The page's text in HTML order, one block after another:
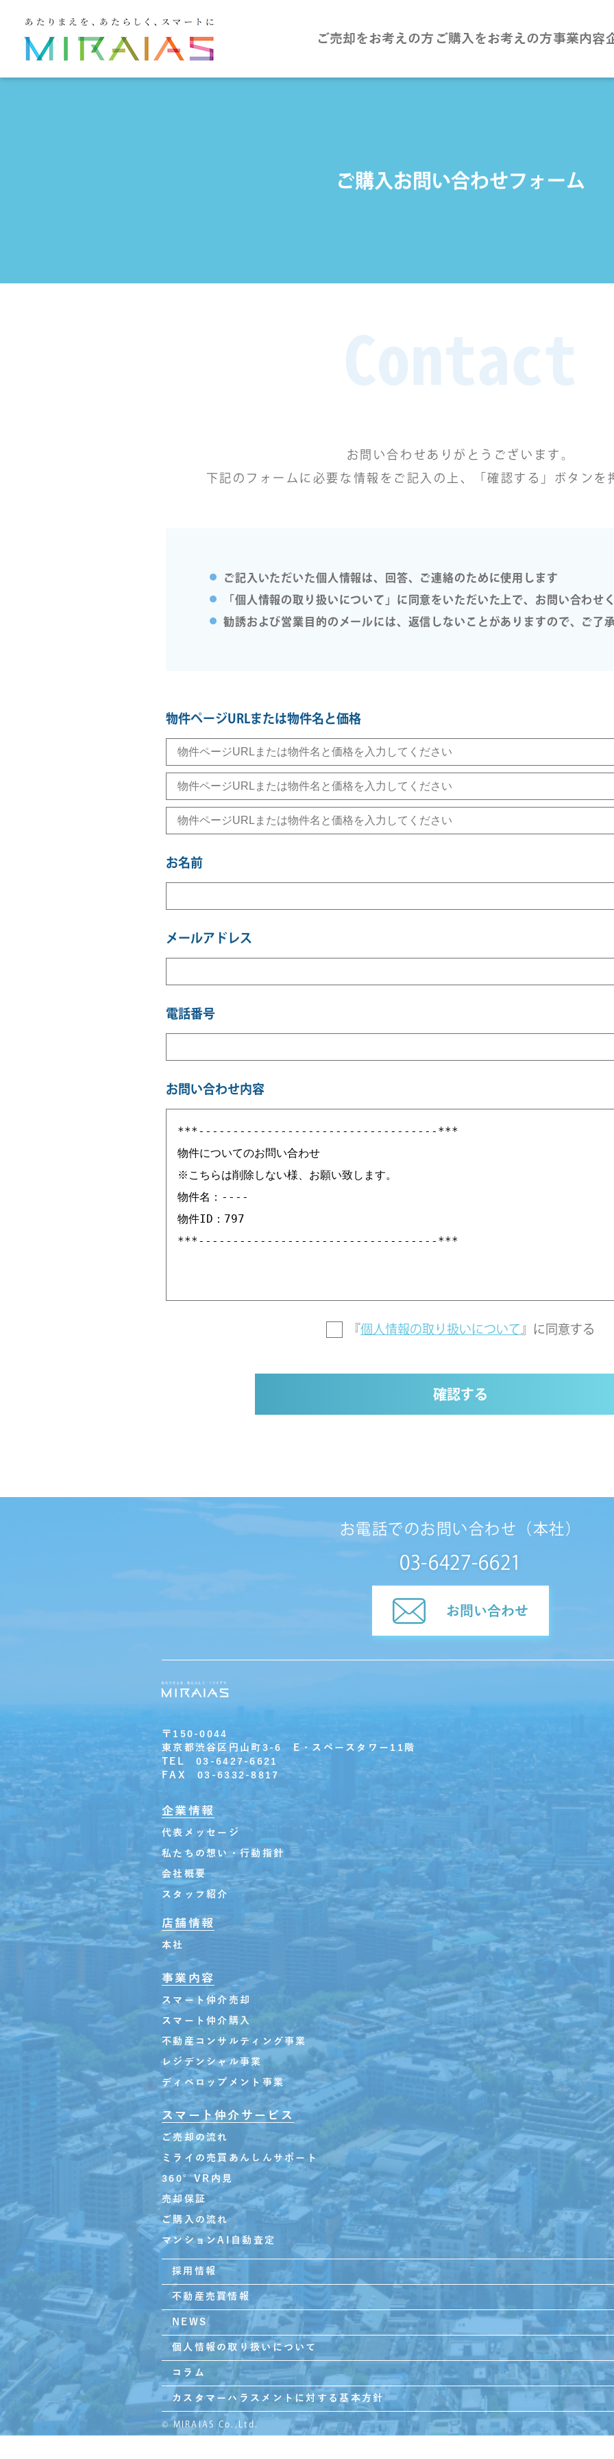
ご売却をお考えの方 ご購入をお考えの方事業内容
ご購入お問い合わせフォーム
お問い合わせありがとうございます。
下記のフォームに必要な情報をご記入の上、「確認する」ボタンを
ご記入いただいた個人情報は、回答、ご連絡のために使用します
「個人情報の取り扱いについて」に同意をいただいた上で、お問い合わせ
勧誘および営業目的のメールには、返信しないことがありますので、ご了
物件ページURLまたは物件名と価格
お名前
メールアドレス
電話番号
お問い合わせ内容
『個人情報の取り扱いについて 』に 同意する
確認する
お電話でのお問い合わせ（本社）
03-6427-6621
お問い合わせ
〒150-0044
東京都渋谷区円山町3-6 E・スペースタワー11階
TEL 03-6427-6621
FAX 03-6332-8817
企業情報
代表メッセージ
私たちの想い・行動指針
会社概要
スタッフ紹介
店舗情報
本社
事業内容
スマート仲介売却
スマート仲介購入
不動産コンサルティング事業
レジデンシャル事業
ディベロップメント事業
スマート仲介サービス
ご売却の流れ
ミライの売買あんしんサポート
360°VR内見
売却保証
ご購入の流れ
マンションAI自動査定
採用情報
不動産売買情報
NEWS
個人情報の取り扱いについて
コラム
カスタマーハラスメントに対する基本方針
© MIRAIAS Co.,Ltd.